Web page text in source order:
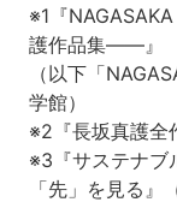
※1『
護作品集――』
（以下「
学館）
※2『長坂真護全
※3『サステナ
「先」を見る』